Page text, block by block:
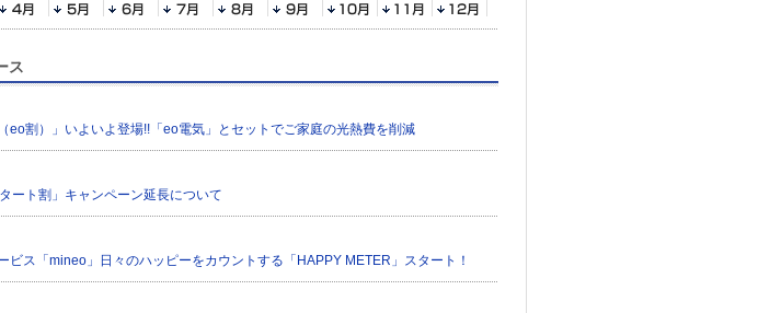
ス
eo割）」いよいよ登場!!「eo電気」とセットでご家庭の光熱費を削減
タート割」キャンペーン延長について
ビス「mineo」日々のハッピーをカウントする「HAPPY METER」スタート！